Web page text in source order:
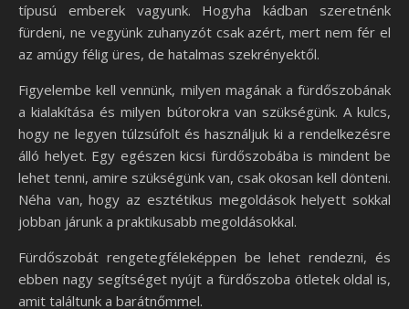
típusú emberek vagyunk. Hogyha kádban szeretnénk
fürdeni, ne vegyünk zuhanyzót csak azért, mert nem fér el
az amúgy félig üres, de hatalmas szekrényektől.
Figyelembe kell vennünk, milyen magának a fürdőszobának
a kialakítása és milyen bútorokra van szükségünk. A kulcs,
hogy ne legyen túlzsúfolt és használjuk ki a rendelkezésre
álló helyet. Egy egészen kicsi fürdőszobába is mindent be
lehet tenni, amire szükségünk van, csak okosan kell dönteni.
Néha van, hogy az esztétikus megoldások helyett sokkal
jobban járunk a praktikusabb megoldásokkal.
Fürdőszobát rengetegféleképpen be lehet rendezni, és
ebben nagy segítséget nyújt a fürdőszoba ötletek oldal is,
amit találtunk a barátnőmmel.